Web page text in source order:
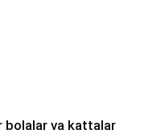
bolalar va kattalar